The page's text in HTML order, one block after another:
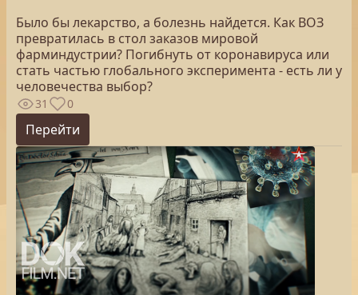
Было бы лекарство, а болезнь найдется. Как ВОЗ
превратилась в стол заказов мировой
фарминдустрии? Погибнуть от коронавируса или
стать частью глобального эксперимента - есть ли у
человечества выбор?
31 0
Перейти